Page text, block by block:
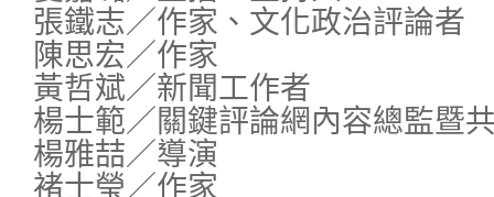
張鐵志／作家、文化政治評論者
陳思宏／作家
黃哲斌／新聞工作者
楊士範／關鍵評論網內容總監暨
楊雅喆／導演
褚士瑩／作家